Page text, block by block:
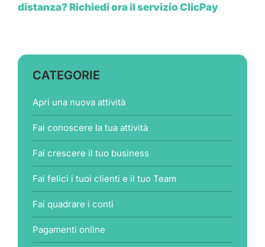
distanza? Richiedi ora il servizio ClicPay
CATEGORIE
Apri una nuova attività
Fai conoscere la tua attività
Fai crescere il tuo business
Fai felici i tuoi clienti e il tuo Team
Fai quadrare i conti
Pagamenti online